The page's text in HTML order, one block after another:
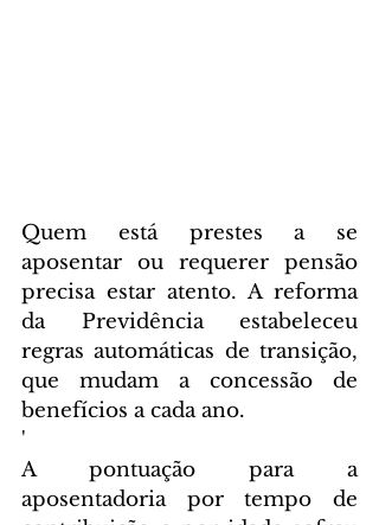
Quem está prestes a se
aposentar ou requerer pensão
precisa estar atento. A reforma
da Previdência estabeleceu
regras automáticas de transição,
que mudam a concessão de
benefícios a cada ano.
'
A pontuação para a
aposentadoria por tempo de